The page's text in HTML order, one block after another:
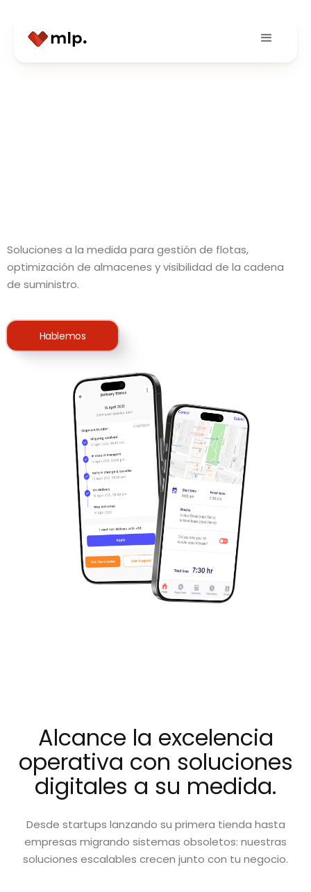
Soluciones a la medida para gestión de flotas,
optimización de almacenes y visibilidad de la cadena
de suministro.
Hablemos
Alcance la excelencia
operativa con soluciones
digitales a su medida.
Desde startups lanzando su primera tienda hasta
empresas migrando sistemas obsoletos: nuestras
soluciones escalables crecen junto con tu negocio.